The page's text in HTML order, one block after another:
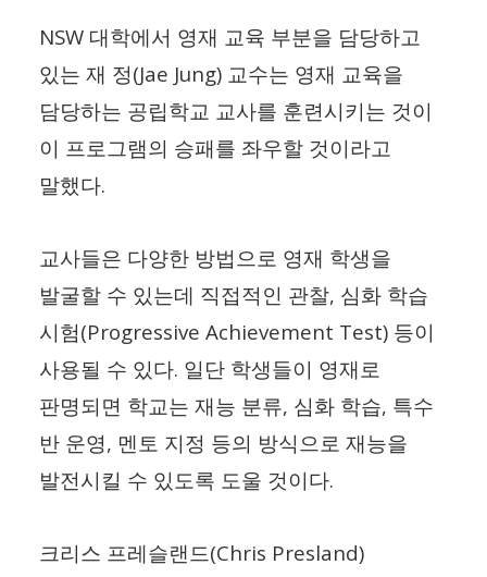
NSW 대학에서 영재 교육 부분을 담당하고
있는 재 정(Jae Jung) 교수는 영재 교육을
담당하는 공립학교 교사를 훈련시키는 것이
이 프로그램의 승패를 좌우할 것이라고
말했다.
교사들은 다양한 방법으로 영재 학생을
발굴할 수 있는데 직접적인 관찰, 심화 학습
시험(Progressive Achievement Test) 등이
사용될 수 있다. 일단 학생들이 영재로
판명되면 학교는 재능 분류, 심화 학습, 특수
반 운영, 멘토 지정 등의 방식으로 재능을
발전시킬 수 있도록 도울 것이다.
크리스 프레슬랜드(Chris Presland)